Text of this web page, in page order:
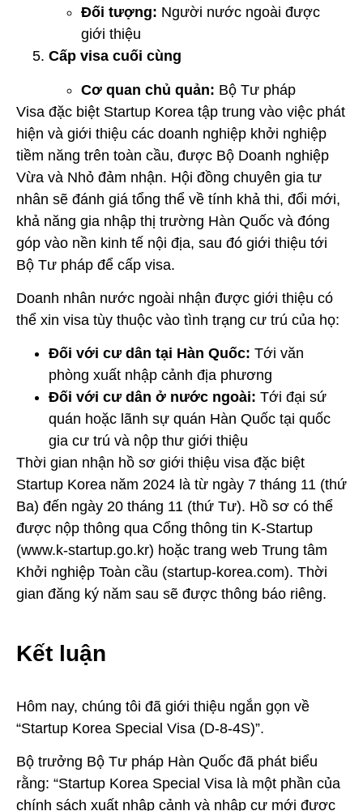
Đối tượng: Người nước ngoài được
giới thiệu
Cấp visa cuối cùng
Cơ quan chủ quản: Bộ Tư pháp
Visa đặc biệt Startup Korea tập trung vào việc phát
hiện và giới thiệu các doanh nghiệp khởi nghiệp
tiềm năng trên toàn cầu, được Bộ Doanh nghiệp
Vừa và Nhỏ đảm nhận. Hội đồng chuyên gia tư
nhân sẽ đánh giá tổng thể về tính khả thi, đổi mới,
khả năng gia nhập thị trường Hàn Quốc và đóng
góp vào nền kinh tế nội địa, sau đó giới thiệu tới
Bộ Tư pháp để cấp visa.
Doanh nhân nước ngoài nhận được giới thiệu có
thể xin visa tùy thuộc vào tình trạng cư trú của họ:
Đối với cư dân tại Hàn Quốc: Tới văn
phòng xuất nhập cảnh địa phương
Đối với cư dân ở nước ngoài: Tới đại sứ
quán hoặc lãnh sự quán Hàn Quốc tại quốc
gia cư trú và nộp thư giới thiệu
Thời gian nhận hồ sơ giới thiệu visa đặc biệt
Startup Korea năm 2024 là từ ngày 7 tháng 11 (thứ
Ba) đến ngày 20 tháng 11 (thứ Tư). Hồ sơ có thể
được nộp thông qua Cổng thông tin K-Startup
(www.k-startup.go.kr) hoặc trang web Trung tâm
Khởi nghiệp Toàn cầu (startup-korea.com). Thời
gian đăng ký năm sau sẽ được thông báo riêng.
Kết luận
Hôm nay, chúng tôi đã giới thiệu ngắn gọn về
“Startup Korea Special Visa (D-8-4S)”.
Bộ trưởng Bộ Tư pháp Hàn Quốc đã phát biểu
rằng: “Startup Korea Special Visa là một phần của
chính sách xuất nhập cảnh và nhập cư mới được